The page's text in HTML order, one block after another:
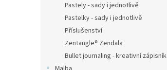
Pastely - sady i jednotlivě
Pastelky - sady i jednotlivě
Příslušenství
Zentangle® Zendala
Bullet journaling - kreativní zápisník